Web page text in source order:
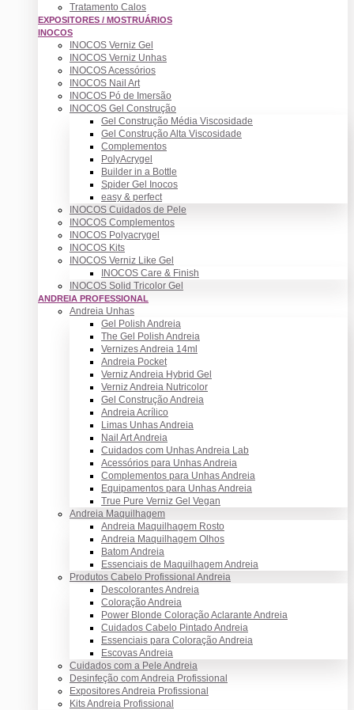
Tratamento Calos
EXPOSITORES / MOSTRUÁRIOS
INOCOS
INOCOS Verniz Gel
INOCOS Verniz Unhas
INOCOS Acessórios
INOCOS Nail Art
INOCOS Pó de Imersão
INOCOS Gel Construção
Gel Construção Média Viscosidade
Gel Construção Alta Viscosidade
Complementos
PolyAcrygel
Builder in a Bottle
Spider Gel Inocos
easy & perfect
INOCOS Cuidados de Pele
INOCOS Complementos
INOCOS Polyacrygel
INOCOS Kits
INOCOS Verniz Like Gel
INOCOS Care & Finish
INOCOS Solid Tricolor Gel
ANDREIA PROFESSIONAL
Andreia Unhas
Gel Polish Andreia
The Gel Polish Andreia
Vernizes Andreia 14ml
Andreia Pocket
Verniz Andreia Hybrid Gel
Verniz Andreia Nutricolor
Gel Construção Andreia
Andreia Acrílico
Limas Unhas Andreia
Nail Art Andreia
Cuidados com Unhas Andreia Lab
Acessórios para Unhas Andreia
Complementos para Unhas Andreia
Equipamentos para Unhas Andreia
True Pure Verniz Gel Vegan
Andreia Maquilhagem
Andreia Maquilhagem Rosto
Andreia Maquilhagem Olhos
Batom Andreia
Essenciais de Maquilhagem Andreia
Produtos Cabelo Profissional Andreia
Descolorantes Andreia
Coloração Andreia
Power Blonde Coloração Aclarante Andreia
Cuidados Cabelo Pintado Andreia
Essenciais para Coloração Andreia
Escovas Andreia
Cuidados com a Pele Andreia
Desinfeção com Andreia Profissional
Expositores Andreia Profissional
Kits Andreia Profissional